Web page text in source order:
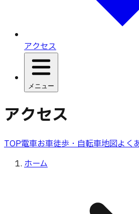
アクセス
メニュー
アクセス
TOP電車お車徒歩・自転車地図よく
ホーム